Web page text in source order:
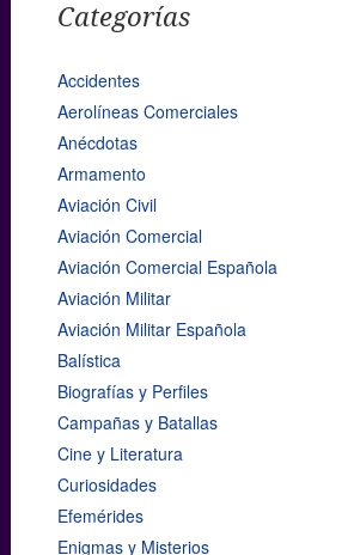
Categorías
Accidentes
Aerolíneas Comerciales
Anécdotas
Armamento
Aviación Civil
Aviación Comercial
Aviación Comercial Española
Aviación Militar
Aviación Militar Española
Balística
Biografías y Perfiles
Campañas y Batallas
Cine y Literatura
Curiosidades
Efemérides
Enigmas y Misterios